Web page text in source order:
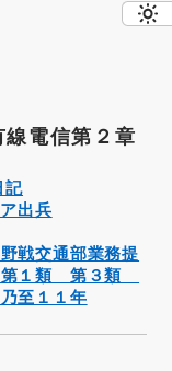
電信第２章
記
出兵
戦交通部業務提
１類 第３類
至１１年